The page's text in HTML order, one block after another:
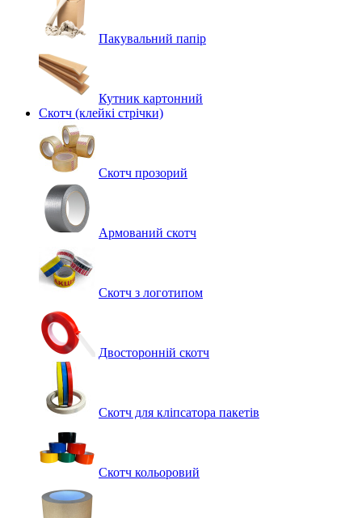
Пакувальний папір
Кутник картонний
Скотч (клейкі стрічки)
Скотч прозорий
Армований скотч
Скотч з логотипом
Двосторонній скотч
Скотч для кліпсатора пакетів
Скотч кольоровий